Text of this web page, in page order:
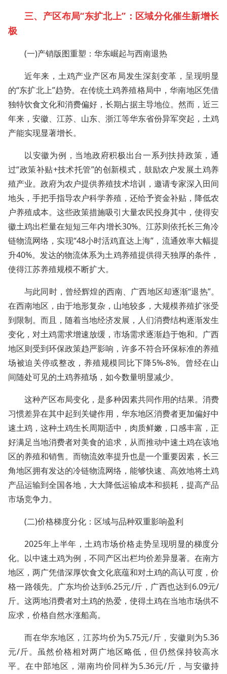
三、产区布局“东扩北上”：区域分化催生新增长
极
(一)产销版图重塑：华东崛起与西南退热
近年来，土鸡产业产区布局发生深刻变革，呈现明显
的“东扩北上”趋势。在传统土鸡养殖格局中，华南地区凭借
独特饮食文化和消费偏好，长期占据主导地位。然而，近三
年来，安徽、江苏、山东、浙江等华东省份异军突起，土鸡
产能实现显著增长。
以安徽为例，当地政府积极出台一系列扶持政策，通
过“政策补贴+技术托管”的创新模式，鼓励农户发展土鸡养
殖产业。政府为农户提供养殖技术培训，邀请专家深入田间
地头，手把手指导农户科学养殖，还给予资金补贴，降低农
户养殖成本。这些政策措施吸引大量农民投身其中，使得安
徽土鸡出栏量在短短三年内增长30%。江苏则依托长三角冷
链物流网络，实现“48小时活鸡直达上海”，流通效率大幅提
升40%。发达的物流体系为土鸡养殖提供得天独厚的条件，
使得江苏养殖规模不断扩大。
与此同时，曾经辉煌的西南、广西地区却逐渐“退热”。
在西南地区，由于地形复杂，山地较多，大规模养殖扩张受
到限制。而且，随着当地经济发展，人们消费结构逐渐发生
变化，对土鸡需求增速放缓，市场需求逐渐趋于饱和。广西
地区则受到环保政策趋严影响，许多不符合环保标准的养殖
场被迫关停或整改，养殖规模同比下降5%-8%。曾经在山
间随处可见的土鸡养殖场，如今数量明显减少。
这种产区布局变化，是多种因素共同作用的结果。消费
习惯差异在其中起到关键作用，华东地区消费者更加偏好中
速土鸡，这种土鸡生长周期适中，肉质鲜嫩，口感丰富，正
好满足当地消费者对美食的追求，从而推动中速土鸡在该地
区的养殖和销售。而物流效率提升也是一个重要因素，长三
角地区拥有发达的冷链物流网络，能够快速、高效地将土鸡
产品运输到全国各地，大大降低运输成本和损耗，提高产品
市场竞争力。
(二)价格梯度分化：区域与品种双重影响盈利
2025年上半年，土鸡市场价格走势呈现明显的梯度分
化。以中速土鸡为例，不同产区出栏均价差异显著。在南方
地区，两广凭借深厚饮食文化底蕴和对土鸡的高认可度，价
格一路领先。广东均价达到6.25元/斤，广西也达到6.09元/
斤。这两地消费者对土鸡的热爱，使得土鸡在当地市场供不
应求，价格自然水涨船高。
而在华东地区，江苏均价为5.75元/斤，安徽则为5.36
元/斤。虽然价格相对两广地区略低，但仍然保持较高水
平。在中部地区，湖南均价同样为5.36元/斤，与安徽持